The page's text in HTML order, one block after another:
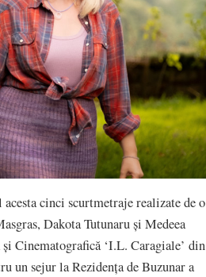
cinci scurtmetraje realizate de o
Dakota Tutunaru și Medeea
Cinematografică ‘I.L. Caragiale’ din
un sejur la Rezidența de Buzunar a